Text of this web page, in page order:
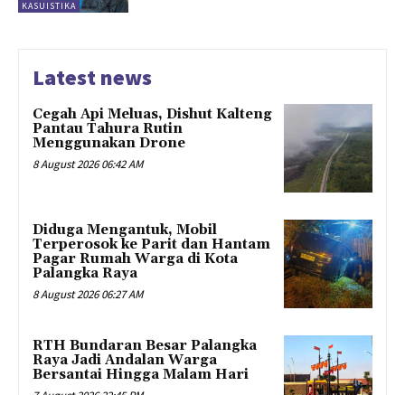
KASUISTIKA
Latest news
Cegah Api Meluas, Dishut Kalteng
Pantau Tahura Rutin
Menggunakan Drone
8 August 2026 06:42 AM
Diduga Mengantuk, Mobil
Terperosok ke Parit dan Hantam
Pagar Rumah Warga di Kota
Palangka Raya
8 August 2026 06:27 AM
RTH Bundaran Besar Palangka
Raya Jadi Andalan Warga
Bersantai Hingga Malam Hari